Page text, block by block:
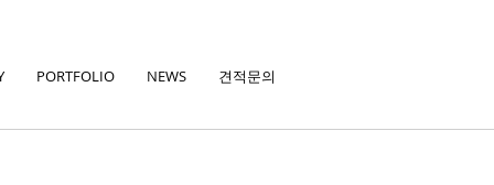
PORTFOLIO NEWS 견적문의